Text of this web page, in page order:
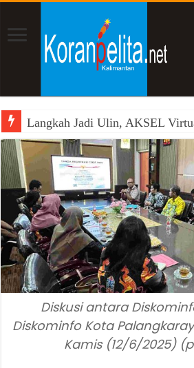
Langkah Jadi Ulin, AKSEL
Diskusi antara
Diskominfo Kota
Kamis (12/6/2025)